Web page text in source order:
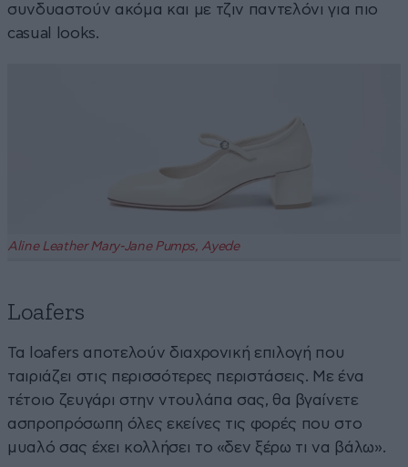
συνδυαστούν ακόμα και με τζιν παντελόνι για πιο
casual looks.
Aline Leather Mary-Jane Pumps, Ayede
Loafers
Τα loafers αποτελούν διαχρονική επιλογή που
ταιριάζει στις περισσότερες περιστάσεις. Με ένα
τέτοιο ζευγάρι στην ντουλάπα σας, θα βγαίνετε
ασπροπρόσωπη όλες εκείνες τις φορές που στο
μυαλό σας έχει κολλήσει το «δεν ξέρω τι να βάλω».